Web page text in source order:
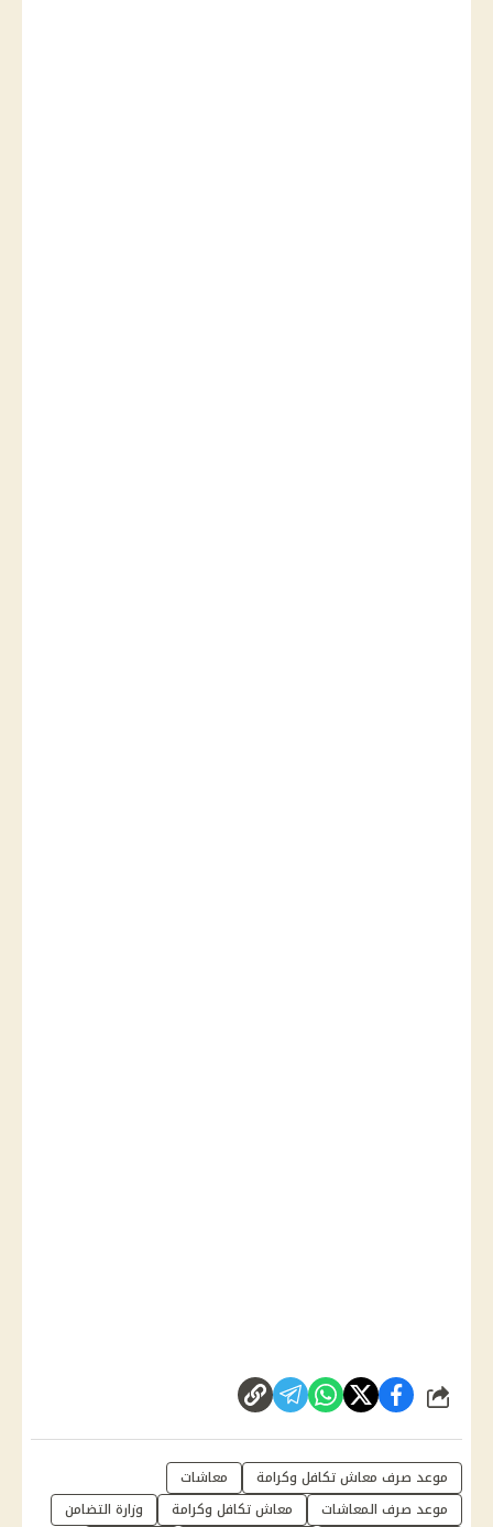
شارك
موعد صرف معاش تكافل وكرامة
معاشات
موعد صرف المعاشات
معاش تكافل وكرامة
وزارة التضامن